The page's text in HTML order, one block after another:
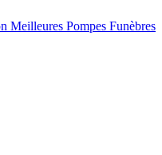
Meilleures Pompes Funèbres